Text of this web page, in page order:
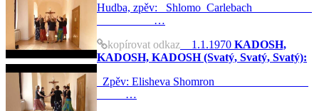
Hudba, zpěv: Shlomo Carlebach
…
kopírovat odkaz 1.1.1970 KADOSH,
KADOSH, KADOSH (Svatý, Svatý, Svatý):
Zpěv: Elisheva Shomron
…